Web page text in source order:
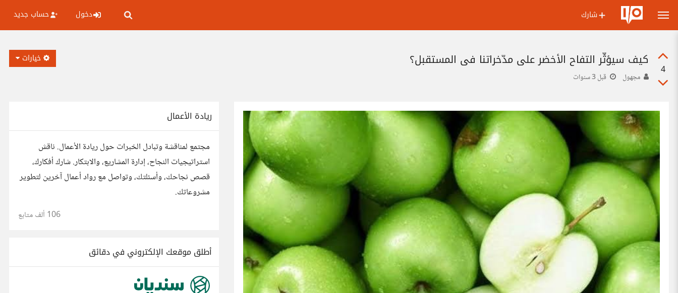
شارك دخول حساب جديد
4
كيف سيؤثّر التفاح الأخضر على مدّخراتنا في المستقبل؟
مجهول قبل 3 سنوات
خيارات
ريادة الأعمال
مجتمع لمناقشة وتبادل الخبرات حول ريادة الأعمال. ناقش
استراتيجيات النجاح، إدارة المشاريع، والابتكار. شارك أفكارك،
قصص نجاحك، وأسئلتك، وتواصل مع رواد أعمال آخرين لتطوير
مشروعاتك.
106 ألف متابع
أطلق موقعك الإلكتروني في دقائق